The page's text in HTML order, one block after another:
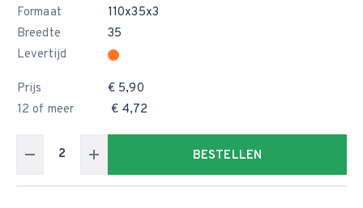
Formaat
110x35x3
Breedte
35
Levertijd
Prijs
€ 5,90
12 of meer
€ 4,72
BESTELLEN